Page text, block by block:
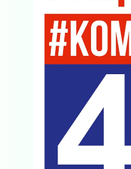
Без риска для
04 августа 2026
Важная информация
04 августа 2026
Что делать со
Награды нашли
03 августа 2026
Ленобласть
труда в ЖКХ
03 августа 2026